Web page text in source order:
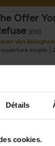
Détails
cookies.
Offer
(EN)
Van Belleghem
souple
37,50